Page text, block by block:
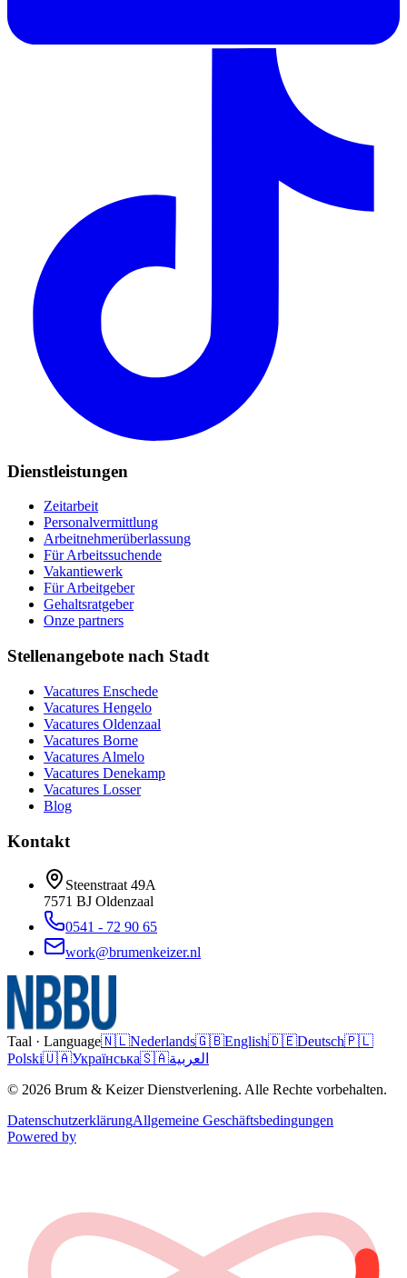
Dienstleistungen
Zeitarbeit
Personalvermittlung
Arbeitnehmerüberlassung
Für Arbeitssuchende
Vakantiewerk
Für Arbeitgeber
Gehaltsratgeber
Onze partners
Stellenangebote nach Stadt
Vacatures Enschede
Vacatures Hengelo
Vacatures Oldenzaal
Vacatures Borne
Vacatures Almelo
Vacatures Denekamp
Vacatures Losser
Blog
Kontakt
Steenstraat 49A
7571 BJ Oldenzaal
0541 - 72 90 65
work@brumenkeizer.nl
Taal · Language🇳🇱Nederlands🇬🇧English🇩🇪Deutsch🇵🇱
Polski🇺🇦Українська🇸🇦العربية
© 2026 Brum & Keizer Dienstverlening. Alle Rechte vorbehalten.
DatenschutzerklärungAllgemeine Geschäftsbedingungen
Powered by